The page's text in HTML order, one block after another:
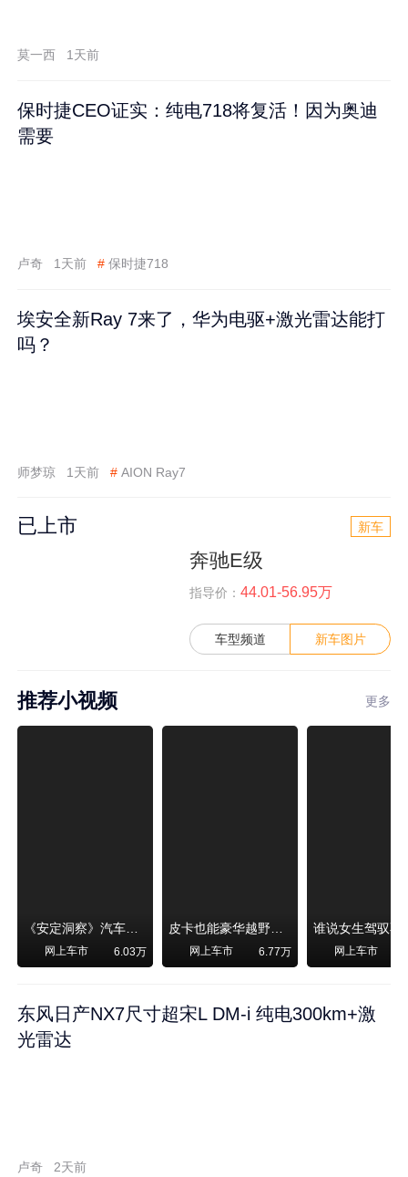
莫一西 1天前
保时捷CEO证实：纯电718将复活！因为奥迪
需要
卢奇 1天前 # 保时捷718
埃安全新Ray 7来了，华为电驱+激光雷达能打
吗？
师梦琼 1天前 # AION Ray7
已上市 新车
奔驰E级
指导价： 44.01-56.95万
车型频道 新车图片
推荐小视频 更多
《安定洞察》汽车烧不烧油，和石油安全无关！
网上车市 6.03万
皮卡也能豪华越野！纵横F700上市，限时卖29.99万起
网上车市 6.77万 网上车市
东风日产NX7尺寸超宋L DM-i 纯电300km+激
光雷达
卢奇 2天前